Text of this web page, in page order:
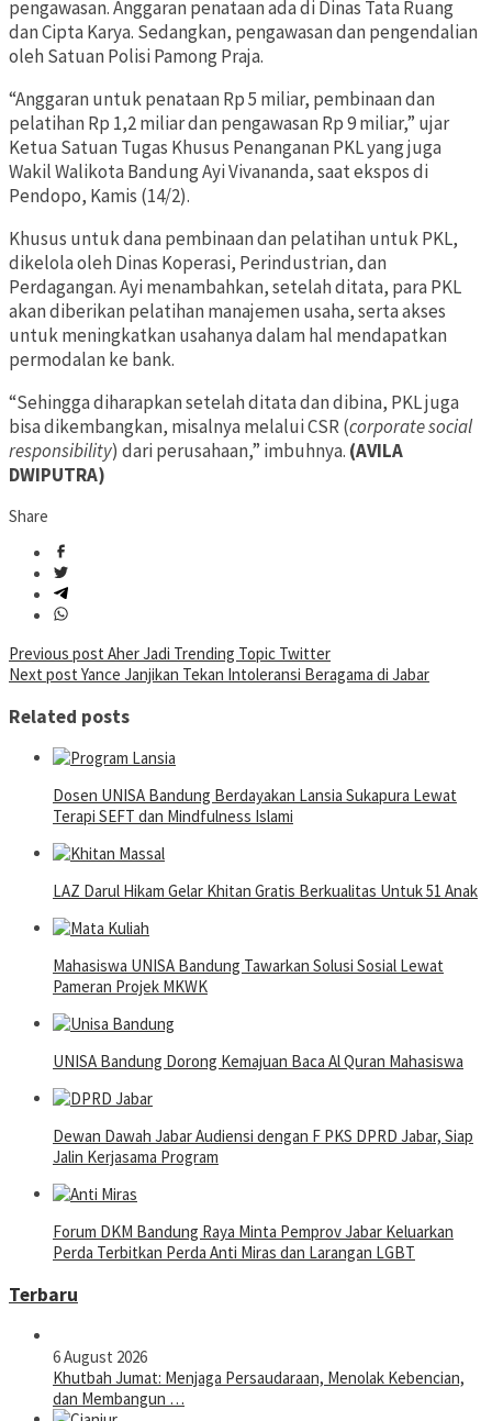
pengawasan. Anggaran penataan ada di Dinas Tata Ruang
dan Cipta Karya. Sedangkan, pengawasan dan pengendalian
oleh Satuan Polisi Pamong Praja.
“Anggaran untuk penataan Rp 5 miliar, pembinaan dan
pelatihan Rp 1,2 miliar dan pengawasan Rp 9 miliar,” ujar
Ketua Satuan Tugas Khusus Penanganan PKL yang juga
Wakil Walikota Bandung Ayi Vivananda, saat ekspos di
Pendopo, Kamis (14/2).
Khusus untuk dana pembinaan dan pelatihan untuk PKL,
dikelola oleh Dinas Koperasi, Perindustrian, dan
Perdagangan. Ayi menambahkan, setelah ditata, para PKL
akan diberikan pelatihan manajemen usaha, serta akses
untuk meningkatkan usahanya dalam hal mendapatkan
permodalan ke bank.
“Sehingga diharapkan setelah ditata dan dibina, PKL juga
bisa dikembangkan, misalnya melalui CSR (corporate social
responsibility) dari perusahaan,” imbuhnya. (AVILA
DWIPUTRA)
Share
Post
navigation
Previous post Aher Jadi Trending Topic Twitter
Next post Yance Janjikan Tekan Intoleransi Beragama di Jabar
Related posts
Dosen UNISA Bandung Berdayakan Lansia Sukapura Lewat
Terapi SEFT dan Mindfulness Islami
LAZ Darul Hikam Gelar Khitan Gratis Berkualitas Untuk 51 Anak
Mahasiswa UNISA Bandung Tawarkan Solusi Sosial Lewat
Pameran Projek MKWK
UNISA Bandung Dorong Kemajuan Baca Al Quran Mahasiswa
Dewan Dawah Jabar Audiensi dengan F PKS DPRD Jabar, Siap
Jalin Kerjasama Program
Forum DKM Bandung Raya Minta Pemprov Jabar Keluarkan
Perda Terbitkan Perda Anti Miras dan Larangan LGBT
Terbaru
6 August 2026
Khutbah Jumat: Menjaga Persaudaraan, Menolak Kebencian,
dan Membangun …